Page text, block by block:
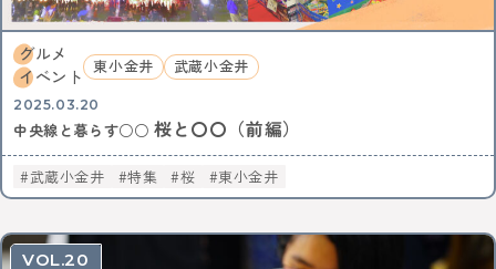
遊び
高円寺 NTT
全ての記事をみる
おすすめ情報を投稿する
グルメ
イベント
東小金井 武蔵小金井
2025.03.20
中央線と暮らす○○ 桜と〇〇（前編）
武蔵小金井 特集 桜 東小金井
20